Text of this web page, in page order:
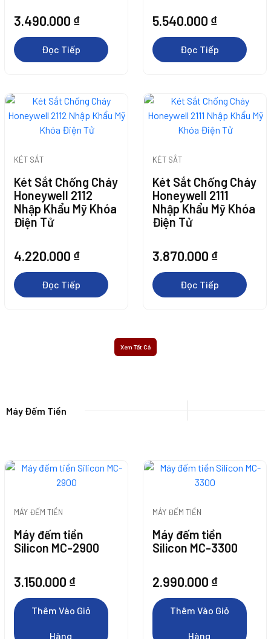
Thêm Vào Giỏ
Hàng
Thêm Vào Giỏ
Hàng
Chọn
Thêm Vào Giỏ
Thêm Vào Giỏ
Hàng
Thêm Vào Giỏ
3.490.000 ₫
Đọc Tiếp
5.540.000 ₫
Đọc Tiếp
KÉT SẮT
Két Sắt Chống Cháy
Honeywell 2112
Nhập Khẩu Mỹ Khóa
Điện Tử
4.220.000 ₫
Đọc Tiếp
KÉT SẮT
Két Sắt Chống Cháy
Honeywell 2111
Nhập Khẩu Mỹ Khóa
Điện Tử
3.870.000 ₫
Đọc Tiếp
Xem Tất Cả
Máy Đếm Tiền
MÁY ĐẾM TIỀN
Máy đếm tiền
Silicon MC-2900
3.150.000 ₫
Thêm Vào Giỏ
Hàng
MÁY ĐẾM TIỀN
Máy đếm tiền
Silicon MC-3300
2.990.000 ₫
Thêm Vào Giỏ
Hàng